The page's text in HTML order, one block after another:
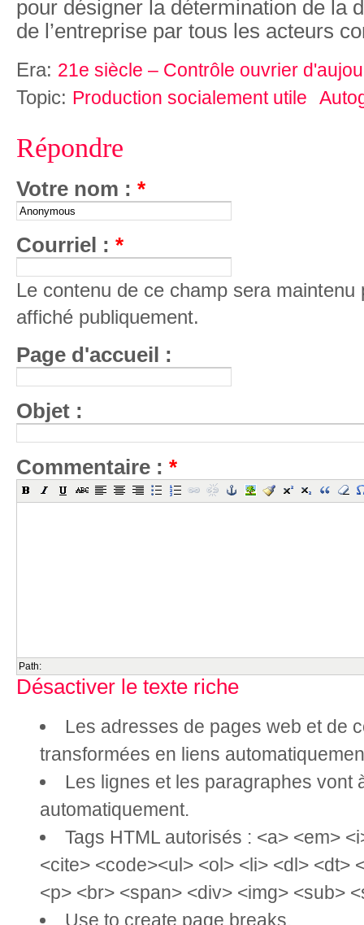
pour désigner la détermination de la
de l’entreprise par tous les acteurs
Era: 21e siècle – Contrôle ouvrier
Topic: Production socialement utile
Répondre
Votre nom : *
Courriel : *
Le contenu de ce champ sera
affiché publiquement.
Page d'accueil :
Objet :
Commentaire : *
Path:
Désactiver le texte riche
Les adresses de pages web et de
transformées en liens
Les lignes et les paragraphes vont
automatiquement.
Tags HTML autorisés : <a> <em>
<cite> <code><ul> <ol> <li> <dl> <dt>
<p> <br> <span> <div> <img> <sub>
Use to create page breaks.